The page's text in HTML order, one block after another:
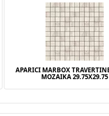
APARICI MARBOX
MOZAIKA 29.75X29.75